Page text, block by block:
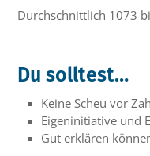
Durchschnittlich 1073
Du solltest…
Keine Scheu vor
Eigeninitiative und
Gut erklären